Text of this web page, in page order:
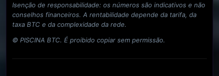
Isenção de responsabilidade: os números são indicativos e não
conselhos financeiros. A rentabilidade depende da tarifa, da
taxa BTC e da complexidade da rede.
© PISCINA BTC. É proibido copiar sem permissão.